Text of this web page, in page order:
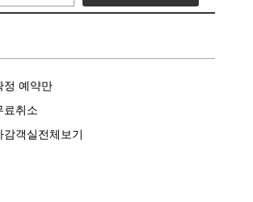
정 예약만
료취소
감객실전체보기